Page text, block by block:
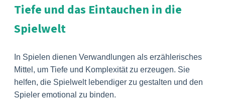
Tiefe und das Eintauchen in die
Spielwelt
In Spielen dienen Verwandlungen als erzählerisches
Mittel, um Tiefe und Komplexität zu erzeugen. Sie
helfen, die Spielwelt lebendiger zu gestalten und den
Spieler emotional zu binden.